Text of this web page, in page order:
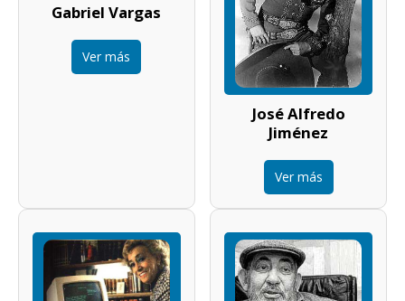
Gabriel Vargas
Ver más
José Alfredo
Jiménez
Ver más